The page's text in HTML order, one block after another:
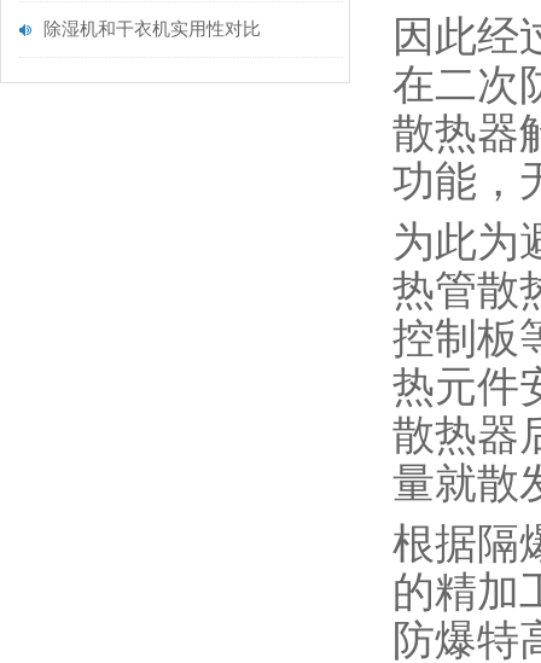
除湿机和干衣机实用性对比
因此经
在二次
散热器
功能，
为此为
热管散
控制板
热元件
散热器
量就散
根据隔
的精加
防爆特